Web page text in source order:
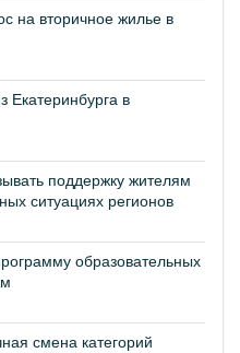
на вторичное жилье в
Екатеринбурга в
поддержку жителям
ситуациях регионов
образовательных
смена категорий